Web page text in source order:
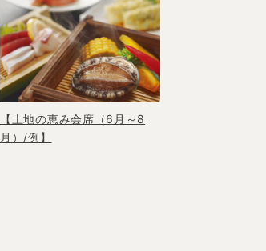
【土地の恵み会席（6月～8
月）/例】